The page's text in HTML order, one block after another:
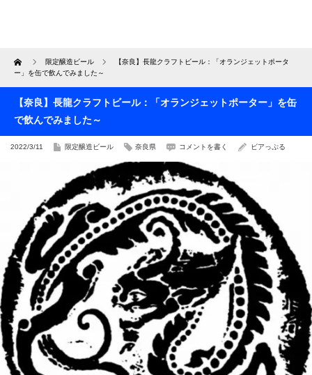
Home 限定醸造ビール
【奈良】長龍クラフトビール：「オランジェットポータ
ー」を缶で飲んでみました～
【奈良】長龍クラフトビール：「オランジェットポーター」を缶
で飲んでみました～
2022/3/11 限定醸造ビール 奈良県 コメントを書く ビアっぷる